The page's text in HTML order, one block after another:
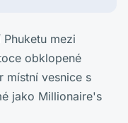
mezi
obklopené
místní vesnice s
jako Millionaire's